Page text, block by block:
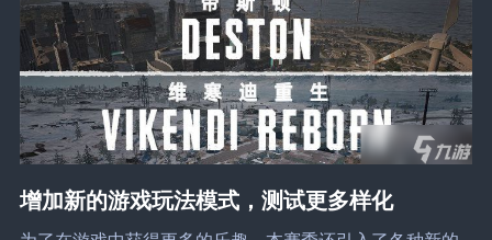
增加新的游戏玩法模式，测试更多样化